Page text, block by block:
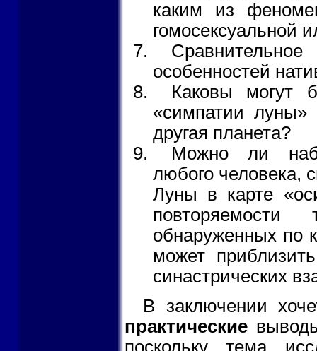
каким из
гомосексуальной
особенностей
Каковы могут
«симпатии луны»
другая планета?
Можно ли
любого человека,
Луны в карте
повторяемости
обнаруженных по
может
синастрических
В заключении
практические
поскольку тема